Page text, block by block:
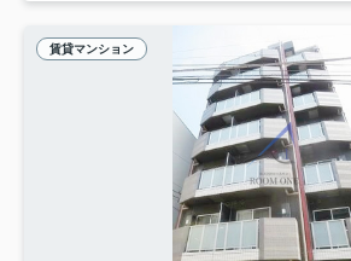
賃貸マンション